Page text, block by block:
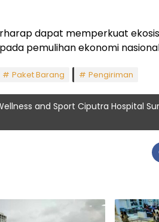
dapat memperkuat
pemulihan ekonomi
Paket Barang Pengiriman
and Sport Ciputra Hospital